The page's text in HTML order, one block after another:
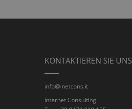
KONTAKTIEREN SIE UNS
info@inetcons.it
Internet Consulting